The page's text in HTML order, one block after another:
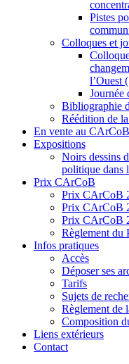
Pistes
Colloques et
l’Ouest
Journée
Bibliographie
Réédition de
En vente au CArCoB
Expositions
Noirs dessins
politique dans
Prix CArCoB
Prix CArCoB
Prix CArCoB
Prix CArCoB
Règlement
Infos pratiques
Accès
Déposer ses
Tarifs
Sujets de
Règlement de
Composition
Liens extérieurs
Contact